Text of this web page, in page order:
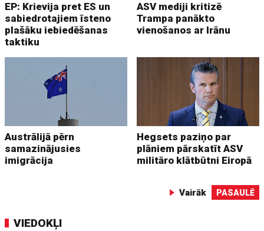
EP: Krievija pret ES un
sabiedrotajiem īsteno
plašāku iebiedēšanas
taktiku
ASV mediji kritizē
Trampa panākto
vienošanos ar Irānu
Austrālijā pērn
samazinājusies
imigrācija
Hegsets paziņo par
plāniem pārskatīt ASV
militāro klātbūtni Eiropā
Vairāk PASAULĒ
VIEDOKĻI